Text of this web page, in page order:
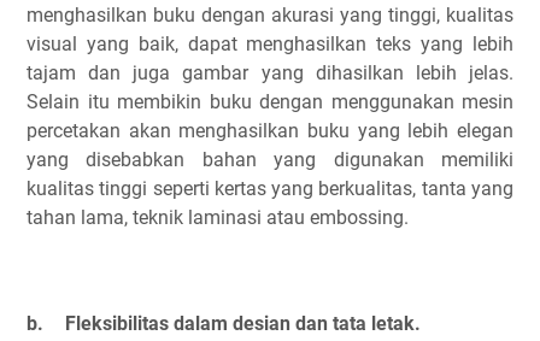
menghasilkan buku dengan akurasi yang tinggi, kualitas
visual yang baik, dapat menghasilkan teks yang lebih
tajam dan juga gambar yang dihasilkan lebih jelas.
Selain itu membikin buku dengan menggunakan mesin
percetakan akan menghasilkan buku yang lebih elegan
yang disebabkan bahan yang digunakan memiliki
kualitas tinggi seperti kertas yang berkualitas, tanta yang
tahan lama, teknik laminasi atau embossing.
b. Fleksibilitas dalam desian dan tata letak.